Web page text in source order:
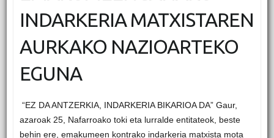
INDARKERIA MATXISTAREN
AURKAKO NAZIOARTEKO
EGUNA
“EZ DA ANTZERKIA, INDARKERIA BIKARIOA DA” Gaur,
azaroak 25, Nafarroako toki eta lurralde entitateok, beste
behin ere, emakumeen kontrako indarkeria matxista mota